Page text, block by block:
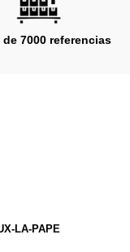
de 7000 referencias
LA-PAPE